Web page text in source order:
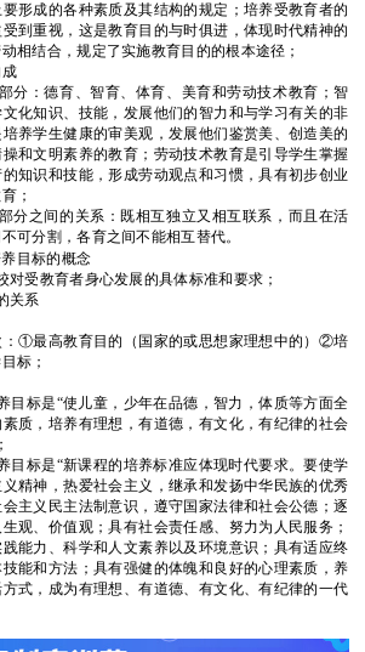
形成的各种素质及其结构的规定；培养受教育者的
到重视，这是教育目的与时俱进，体现时代精神的
相结合，规定了实施教育目的的根本途径；
成
分：德育、智育、体育、美育和劳动技术教育；智
化知识、技能，发展他们的智力和与学习有关的非
养学生健康的审美观，发展他们鉴赏美、创造美的
和文明素养的教育；劳动技术教育是引导学生掌握
知识和技能，形成劳动观点和习惯，具有初步创业
；
分之间的关系：既相互独立又相互联系，而且在活
可分割，各育之间不能相互替代。
养目标的概念
对受教育者身心发展的具体标准和要求；
关系
：①最高教育目的（国家的或思想家理想中的）②培
标；
目标是“使儿童，少年在品德，智力，体质等方面全
质，培养有理想，有道德，有文化，有纪律的社会
；
目标是“新课程的培养标准应体现时代要求。要使学
精神，热爱社会主义，继承和发扬中华民族的优秀
主义民主法制意识，遵守国家法律和社会公德；逐
观、价值观；具有社会责任感、努力为人民服务；
能力、科学和人文素养以及环境意识；具有适应终
能和方法；具有强健的体魄和良好的心理素质，养
式，成为有理想、有道德、有文化、有纪律的一代